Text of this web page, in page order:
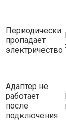
Периодически
пропадает
электричество
Адаптер не
работает
после
подключения